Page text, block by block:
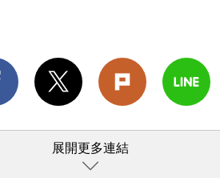
展開更多連結